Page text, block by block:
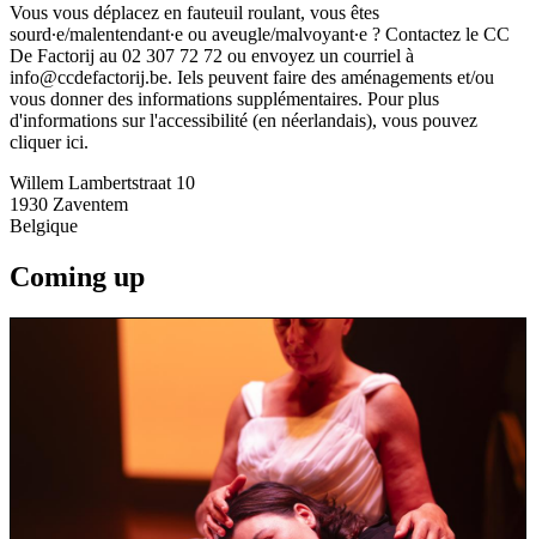
Vous vous déplacez en fauteuil roulant, vous êtes
sourd∙e/malentendant∙e ou aveugle/malvoyant∙e ? Contactez le CC
De Factorij au 02 307 72 72 ou envoyez un courriel à
info@ccdefactorij.be. Iels peuvent faire des aménagements et/ou
vous donner des informations supplémentaires. Pour plus
d'informations sur l'accessibilité (en néerlandais), vous pouvez
cliquerici.
Willem Lambertstraat 10
1930 Zaventem
Belgique
Coming up